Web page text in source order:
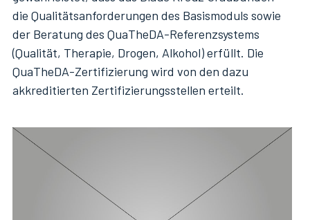
die Qualitätsanforderungen des Basismoduls sowie
der Beratung des QuaTheDA-Referenzsystems
(Qualität, Therapie, Drogen, Alkohol) erfüllt. Die
QuaTheDA-Zertifizierung wird von den dazu
akkreditierten Zertifizierungsstellen erteilt.